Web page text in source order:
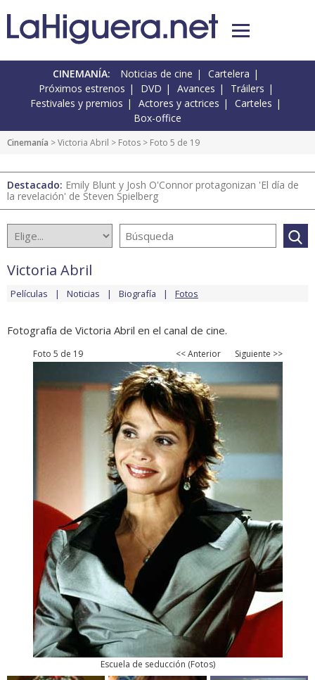
CINEMANÍA: Noticias de cine
Cartelera
Próximos estrenos
DVD Avances
Tráilers
Festivales y premios
Actores y actrices
Carteles
Box-office
Cinemanía >Victoria Abril > Fotos > Foto 5 de 19
Destacado: Emily Blunt y Josh O'Connor protagonizan 'El día de
la revelación' de Steven Spielberg
Victoria Abril
Películas Noticias Biografía Fotos
Fotografía de Victoria Abril en el canal de cine.
Foto 5 de 19 << Anterior Siguiente >>
Escuela de seducción (Fotos)